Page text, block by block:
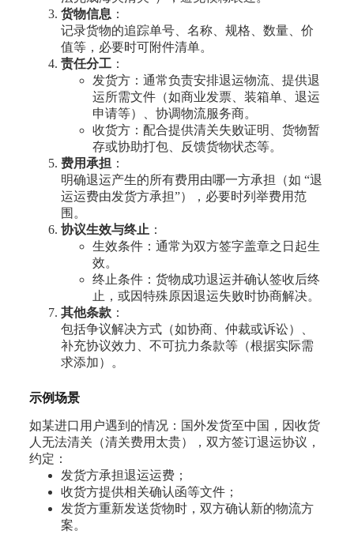
货物信息 ：
记录货物的追踪单号、名称、规格、数量、价
值等，必要时可附件清单。
责任分工：
发货方：通常负责安排退运物流、提供退
运所需文件（如商业发票、装箱单、退运
申请等）、协调物流服务商。
收货方：配合提供清关失败证明、货物暂
存或协助打包、反馈货物状态等。
费用承担 ：
明确退运产生的所有费用由哪一方承担（如 “退
运运费由发货方承担”），必要时列举费用范
围。
协议生效与终止 ：
生效条件：通常为双方签字盖章之日起生
效。
终止条件：货物成功退运并确认签收后终
止，或因特殊原因退运失败时协商解决。
其他条款：
包括争议解决方式（如协商、仲裁或诉讼）、
补充协议效力、不可抗力条款等（根据实际需
求添加）。
示例场景
如某进口用户遇到的情况：国外发货至中国，因收货
人无法清关（清关费用太贵），双方签订退运协议，
约定：
发货方承担退运运费；
收货方提供相关确认函等文件；
发货方重新发送货物时，双方确认新的物流方
案。